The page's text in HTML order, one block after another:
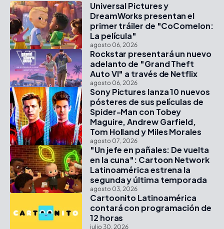
Universal Pictures y
DreamWorks presentan el
primer tráiler de "CoComelon:
La película"
agosto 06, 2026
Rockstar presentará un nuevo
adelanto de "Grand Theft
Auto VI" a través de Netflix
agosto 06, 2026
Sony Pictures lanza 10 nuevos
pósteres de sus películas de
Spider-Man con Tobey
Maguire, Andrew Garfield,
Tom Holland y Miles Morales
agosto 07, 2026
"Un jefe en pañales: De vuelta
en la cuna": Cartoon Network
Latinoamérica estrena la
segunda y última temporada
agosto 03, 2026
Cartoonito Latinoamérica
contará con programación de
12 horas
julio 30, 2026